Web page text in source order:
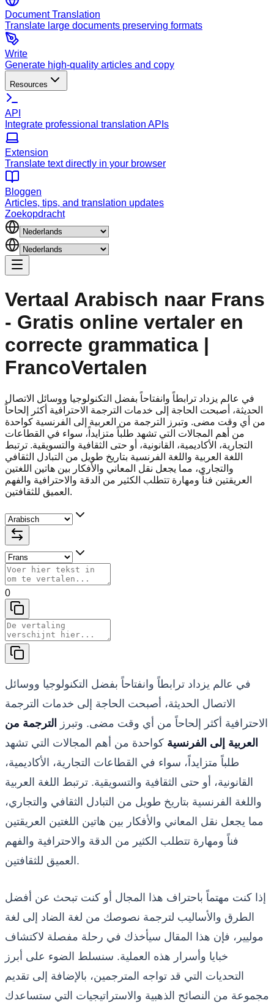
Document Translation
Translate large documents preserving formats
Write
Generate high-quality articles and copy
Resources
API
Integrate professional translation APIs
Extension
Translate text directly in your browser
Bloggen
Articles, tips, and translation updates
Zoekopdracht
Vertaal Arabisch naar Frans
- Gratis online vertaler en
correcte grammatica |
FrancoVertalen
في عالم يزداد ترابطاً وانفتاحاً بفضل التكنولوجيا ووسائل الاتصال
الحديثة، أصبحت الحاجة إلى خدمات الترجمة الاحترافية أكثر إلحاحاً
من أي وقت مضى. وتبرز الترجمة من العربية إلى الفرنسية كواحدة
من أهم المجالات التي تشهد طلباً متزايداً، سواء في القطاعات
التجارية، الأكاديمية، القانونية، أو حتى الثقافية والتسويقية. ترتبط
اللغة العربية واللغة الفرنسية بتاريخ طويل من التبادل الثقافي
والتجاري، مما يجعل نقل المعاني والأفكار بين هاتين اللغتين
العريقتين فناً ومهارة تتطلب الكثير من الدقة والاحترافية والفهم
العميق للثقافتين.
0
في عالم يزداد ترابطاً وانفتاحاً بفضل التكنولوجيا ووسائل
الاتصال الحديثة، أصبحت الحاجة إلى خدمات الترجمة
الاحترافية أكثر إلحاحاً من أي وقت مضى. وتبرز
الترجمة من
العربية إلى الفرنسية كواحدة من أهم المجالات التي تشهد
طلباً متزايداً، سواء في القطاعات التجارية، الأكاديمية،
القانونية، أو حتى الثقافية والتسويقية. ترتبط اللغة العربية
واللغة الفرنسية بتاريخ طويل من التبادل الثقافي والتجاري،
مما يجعل نقل المعاني والأفكار بين هاتين اللغتين العريقتين
فناً ومهارة تتطلب الكثير من الدقة والاحترافية والفهم
العميق للثقافتين.
إذا كنت مهتماً باحتراف هذا المجال أو كنت تبحث عن أفضل
الطرق والأساليب لترجمة نصوصك من لغة الضاد إلى لغة
موليير، فإن هذا المقال سيأخذك في رحلة مفصلة لاكتشاف
خبايا وأسرار هذه العملية. سنسلط الضوء على أبرز
التحديات التي قد تواجه المترجمين، بالإضافة إلى تقديم
مجموعة من النصائح الذهبية والاستراتيجيات التي ستساعدك